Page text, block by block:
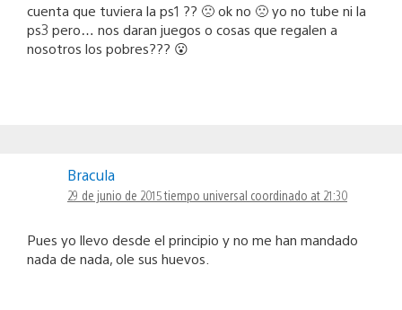
cuenta que tuviera la ps1 ?? 🙁 ok no 🙁 yo no tube ni la
ps3 pero… nos daran juegos o cosas que regalen a
nosotros los pobres??? 😮
Bracula
29 de junio de 2015 tiempo universal coordinado at 21:30
Pues yo llevo desde el principio y no me han mandado
nada de nada, ole sus huevos.